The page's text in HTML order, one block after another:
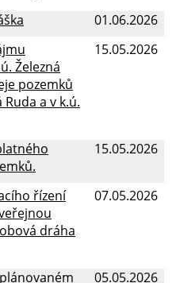
01.06.2026
15.05.2026
Železná
pozemků
Ruda a v k.ú.
15.05.2026
07.05.2026
řízení
dráha
05.05.2026